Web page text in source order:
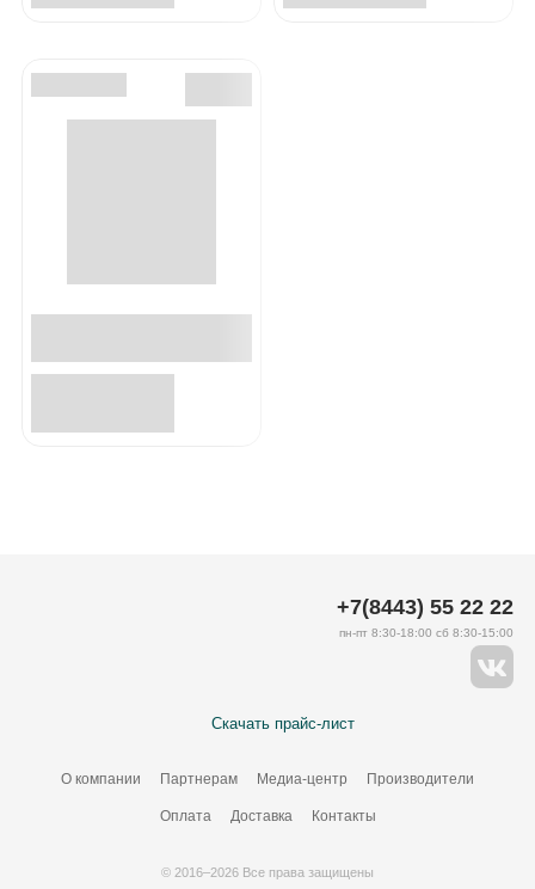
Скачать прайс-лист
О компании Партнерам Медиа-центр Производители
Оплата Доставка Контакты
+7(8443) 55 22 22
пн-пт 8:30-18:00 сб 8:30-15:00
© 2016–2026 Все права защищены